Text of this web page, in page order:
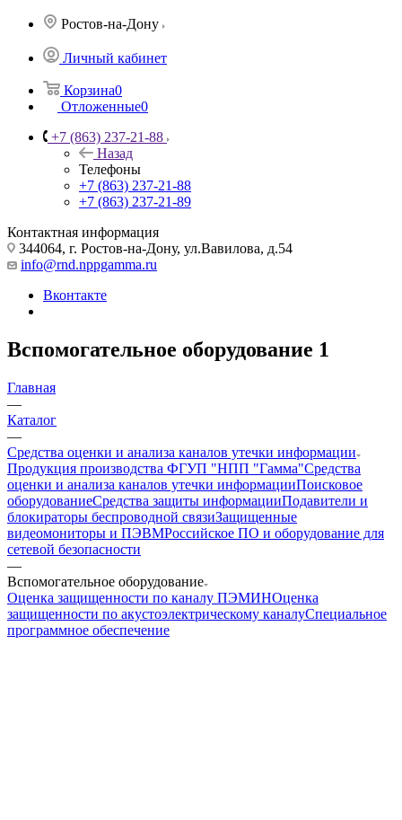
Ростов-на-Дону
Личный кабинет
Корзина0
Отложенные0
+7 (863) 237-21-88
Назад
Телефоны
+7 (863) 237-21-88
+7 (863) 237-21-89
Контактная информация
344064, г. Ростов-на-Дону, ул.Вавилова, д.54
info@rnd.nppgamma.ru
Вконтакте
Вспомогательное оборудование 1
Главная
—
Каталог
—
Средства оценки и анализа каналов утечки информации
Продукция производства ФГУП "НПП "Гамма"Средства
оценки и анализа каналов утечки информацииПоисковое
оборудованиеСредства защиты информацииПодавители и
блокираторы беспроводной связиЗащищенные
видеомониторы и ПЭВМРоссийское ПО и оборудование для
сетевой безопасности
—
Вспомогательное оборудование
Оценка защищенности по каналу ПЭМИНОценка
защищенности по акустоэлектрическому каналуСпециальное
программное обеспечение